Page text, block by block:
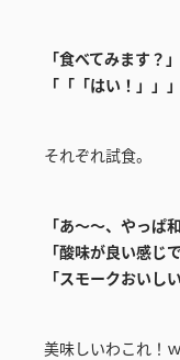
「食べてみます？」
「「「はい！」」」
それぞれ試食。
「あ～～、やっぱ
「酸味が良い感じ
「スモークおいし
美味しいわこれ！ｗ